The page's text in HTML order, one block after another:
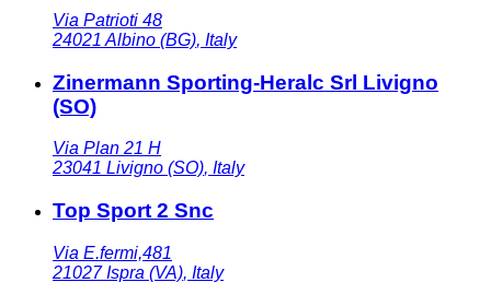
Via Patrioti 48
24021 Albino (BG), Italy
Zinermann Sporting-Heralc Srl Livigno
(SO)
Via Plan 21 H
23041 Livigno (SO), Italy
Top Sport 2 Snc
Via E.fermi,481
21027 Ispra (VA), Italy